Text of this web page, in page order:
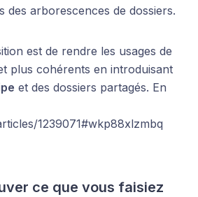
des arborescences de dossiers.
est de rendre les usages de
plus cohérents en introduisant
et des dossiers partagés. En
1239071#wkp88xlzmbq
ce que vous faisiez